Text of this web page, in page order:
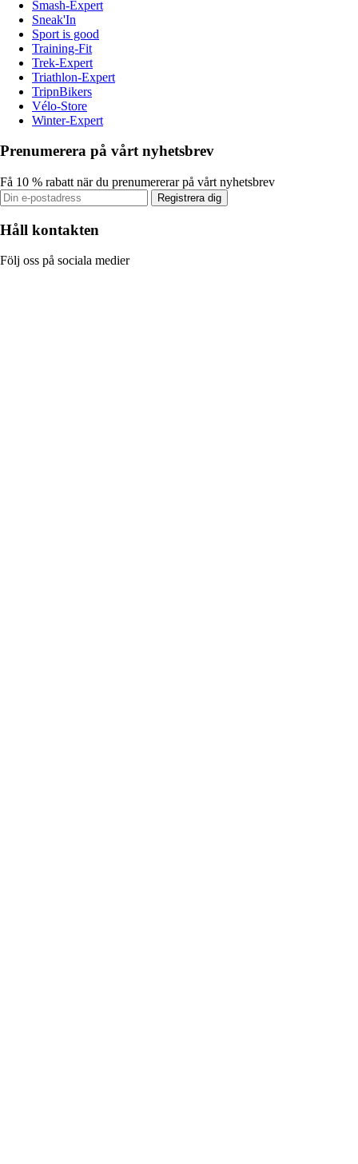
Smash-Expert
Sneak'In
Sport is good
Training-Fit
Trek-Expert
Triathlon-Expert
TripnBikers
Vélo-Store
Winter-Expert
Prenumerera på vårt nyhetsbrev
Få 10 % rabatt när du prenumererar på vårt nyhetsbrev
Registrera dig
Håll kontakten
Följ oss på sociala medier